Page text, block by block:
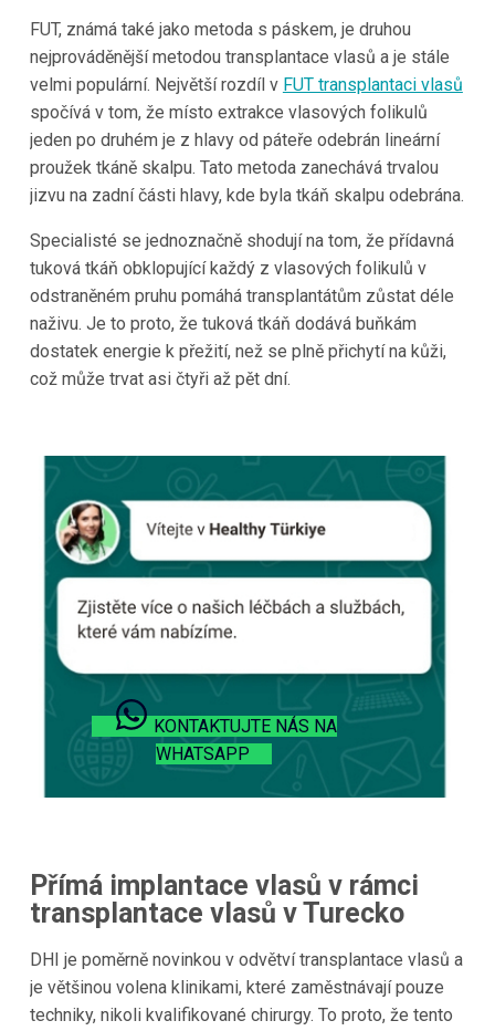
FUT, známá také jako metoda s páskem, je druhou
nejprováděnější metodou transplantace vlasů a je stále
velmi populární. Největší rozdíl v FUT transplantaci vlasů
spočívá v tom, že místo extrakce vlasových folikulů
jeden po druhém je z hlavy od páteře odebrán lineární
proužek tkáně skalpu. Tato metoda zanechává trvalou
jizvu na zadní části hlavy, kde byla tkáň skalpu odebrána.
Specialisté se jednoznačně shodují na tom, že přídavná
tuková tkáň obklopující každý z vlasových folikulů v
odstraněném pruhu pomáhá transplantátům zůstat déle
naživu. Je to proto, že tuková tkáň dodává buňkám
dostatek energie k přežití, než se plně přichytí na kůži,
což může trvat asi čtyři až pět dní.
KONTAKTUJTE NÁS NA
WHATSAPP
Přímá implantace vlasů v rámci
transplantace vlasů vTurecko
DHI je poměrně novinkou v odvětví transplantace vlasů a
je většinou volena klinikami, které zaměstnávají pouze
techniky, nikoli kvalifikované chirurgy. To proto, že tento